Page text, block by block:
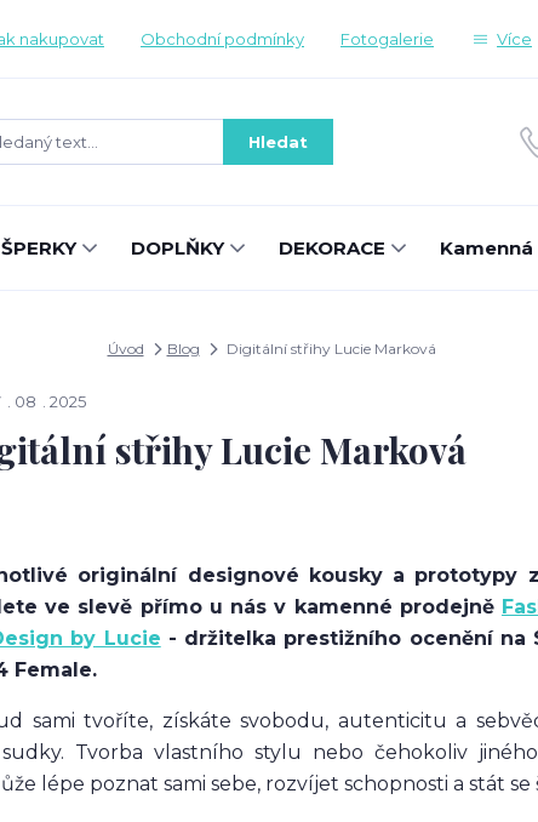
nakupovat Obchodní podmínky Fotogalerie Více
Hledat
ŠPERKY DOPLŇKY DEKORACE
Úvod Blog Digitální střihy Lucie Marková
08 2025
střihy Lucie Marková
originální designové kousky a prototypy
ve slevě přímo u nás v kamenné prodejně
by Lucie - držitelka prestižního ocenění na
Female.
sami tvoříte, získáte svobodu, autenticitu a
Tvorba vlastního stylu nebo čehokoliv
lépe poznat sami sebe, rozvíjet schopnosti a stát se